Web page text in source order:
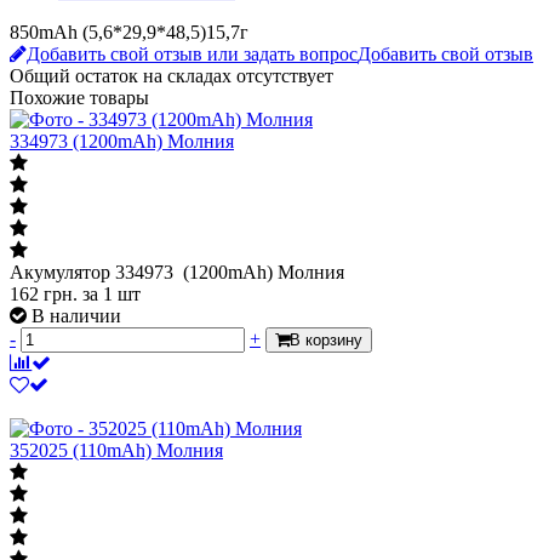
Похожие товары
334973 (1200mAh) Молния
Акумулятор 334973 (1200mAh) Молния
162
-
+ В корзину
352025 (110mAh) Молния
Акумулятор 352025 (110mAh) Молния
108